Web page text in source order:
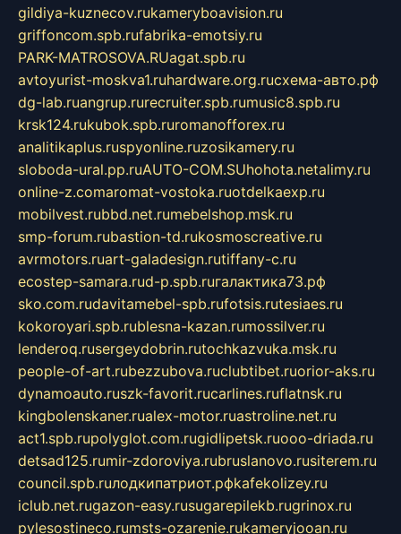
gildiya-kuznecov.rukameryboavision.ru
griffoncom.spb.rufabrika-emotsiy.ru
PARK-MATROSOVA.RUagat.spb.ru
avtoyurist-moskva1.ruhardware.org.ruсхема-авто.рф
dg-lab.ruangrup.rurecruiter.spb.rumusic8.spb.ru
krsk124.rukubok.spb.ruromanofforex.ru
analitikaplus.ruspyonline.ruzosikamery.ru
sloboda-ural.pp.ruAUTO-COM.SUhohota.netalimy.ru
online-z.comaromat-vostoka.ruotdelkaexp.ru
mobilvest.rubbd.net.rumebelshop.msk.ru
smp-forum.rubastion-td.rukosmoscreative.ru
avrmotors.ruart-galadesign.rutiffany-c.ru
ecostep-samara.rud-p.spb.ruгалактика73.рф
sko.com.rudavitamebel-spb.rufotsis.rutesiaes.ru
kokoroyari.spb.rublesna-kazan.rumossilver.ru
lenderoq.rusergeydobrin.rutochkazvuka.msk.ru
people-of-art.rubezzubova.ruclubtibet.ruorior-aks.ru
dynamoauto.ruszk-favorit.rucarlines.ruflatnsk.ru
kingbolenskaner.rualex-motor.ruastroline.net.ru
act1.spb.rupolyglot.com.rugidlipetsk.ruooo-driada.ru
detsad125.rumir-zdoroviya.rubruslanovo.rusiterem.ru
council.spb.ruлодкипатриот.рфkafekolizey.ru
iclub.net.rugazon-easy.rusugarepilekb.rugrinox.ru
pylesostineco.rumsts-ozarenie.rukameryjooan.ru